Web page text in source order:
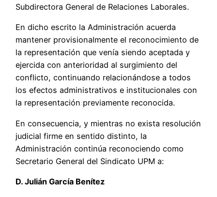
Subdirectora General de Relaciones Laborales.
En dicho escrito la Administración acuerda
mantener provisionalmente el reconocimiento de
la representación que venía siendo aceptada y
ejercida con anterioridad al surgimiento del
conflicto, continuando relacionándose a todos
los efectos administrativos e institucionales con
la representación previamente reconocida.
En consecuencia, y mientras no exista resolución
judicial firme en sentido distinto, la
Administración continúa reconociendo como
Secretario General del Sindicato UPM a:
D. Julián García Benítez